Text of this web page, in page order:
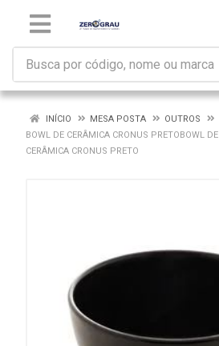
INÍCIO MESA POSTA
OUTROS
BOWL DE CERÂMICA CRONUS PRETOBOWL DE
CERÂMICA CRONUS PRETO